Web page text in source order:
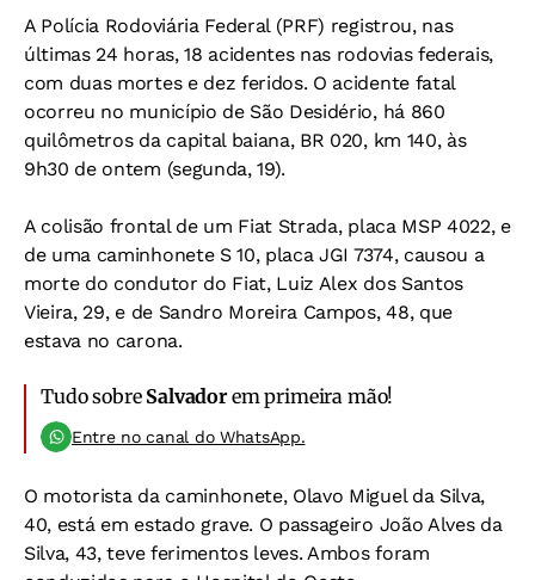
A Polícia Rodoviária Federal (PRF) registrou, nas
últimas 24 horas, 18 acidentes nas rodovias federais,
com duas mortes e dez feridos. O acidente fatal
ocorreu no município de São Desidério, há 860
quilômetros da capital baiana, BR 020, km 140, às
9h30 de ontem (segunda, 19).
A colisão frontal de um Fiat Strada, placa MSP 4022, e
de uma caminhonete S 10, placa JGI 7374, causou a
morte do condutor do Fiat, Luiz Alex dos Santos
Vieira, 29, e de Sandro Moreira Campos, 48, que
estava no carona.
Tudo sobre Salvadorem primeira mão!
Entre no canal do WhatsApp.
O motorista da caminhonete, Olavo Miguel da Silva,
40, está em estado grave. O passageiro João Alves da
Silva, 43, teve ferimentos leves. Ambos foram